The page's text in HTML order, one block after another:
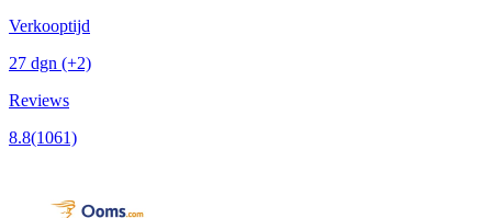
Verkooptijd
27 dgn (+2)
Reviews
8.8(1061)